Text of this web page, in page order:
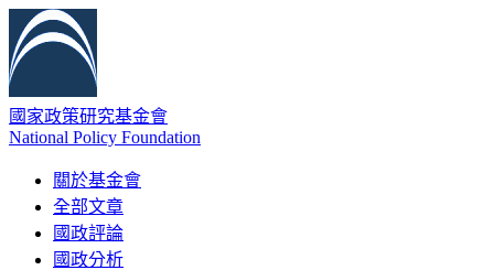
國家政策研究基金會
National Policy Foundation
關於基金會
全部文章
國政評論
國政分析